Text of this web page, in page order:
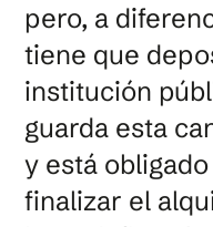
pero, a
tiene que
institución
guarda esta
y está
finalizar el